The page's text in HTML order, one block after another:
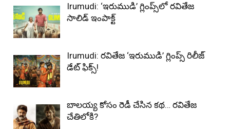
Irumudi: ‘ఇరుముడి’ గ్లింప్స్‌లో రవితేజ
సాలిడ్ ఇంపాక్ట్
Irumudi: రవితేజ ‘ఇరుముడి’ గ్లింప్స్ రిలీజ్
డేట్ ఫిక్స్!
బాలయ్య కోసం రెడీ చేసిన కథ… రవితేజ
చేతిలోకి?